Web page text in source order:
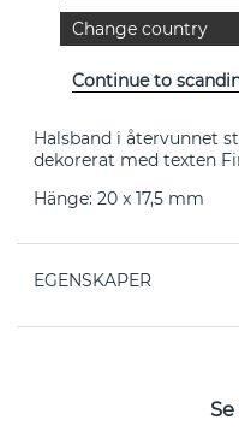
PRODUKTBESKRIVNING
”’The first cut is the
sång…Visst kan den
Livet…”- EFVA ATTLING
Halsband i återvunnet
dekorerat med texten
Hänge: 20 x 17,5 mm
EGENSKAPER
Change country
Continue to